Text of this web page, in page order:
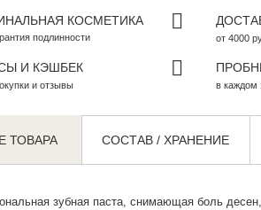
КОСМЕТИКА
подлинности от 4000
И КЭШБЕК
и отзывы в каждом
ТОВАРА СОСТАВ / ХРАНЕНИЕ
зубная паста, снимающая боль